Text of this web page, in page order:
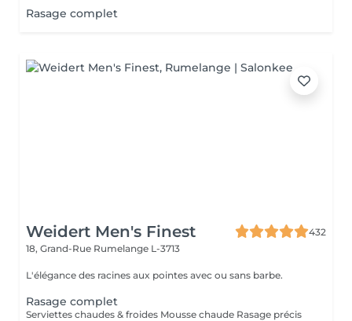
Rasage complet
Weidert Men's Finest
432
18, Grand-Rue Rumelange L-3713
L'élégance des racines aux pointes avec ou sans barbe.
Rasage complet
Serviettes chaudes & froides Mousse chaude Rasage précis